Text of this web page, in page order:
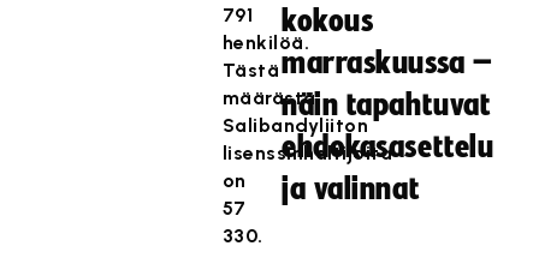
791
henkilöä.
Tästä
määrästä
Salibandyliiton
lisenssinhaltijoita
on
57
330.
kokous
marraskuussa –
näin tapahtuvat
ehdokasasettelu
ja valinnat